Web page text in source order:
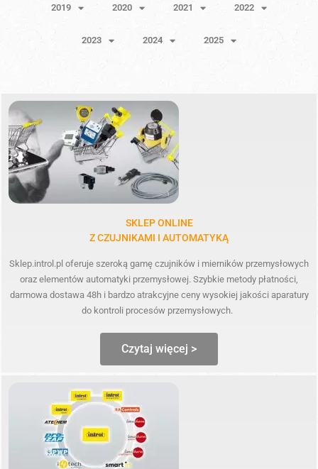
2019 2020 2021 2022
2023 2024 2025
SKLEP ONLINE
Z CZUJNIKAMI I AUTOMATYKĄ
Sklep.introl.pl oferuje szeroką gamę czujników i mierników przemysłowych
oraz elementów automatyki przemysłowej. Szybkie metody płatności,
darmowa dostawa 48h i bardzo atrakcyjne ceny wysokiej jakości aparatury
do kontroli procesów przemysłowych.
Czytaj więcej >